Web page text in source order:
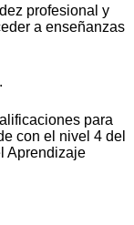
profesional y
a enseñanzas
para
con el nivel 4 del
Aprendizaje